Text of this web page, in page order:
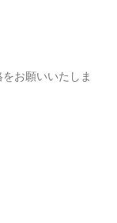
お願いいたしま